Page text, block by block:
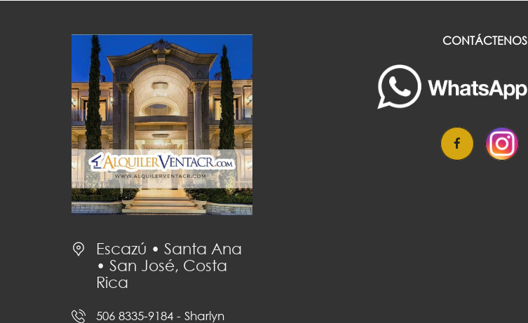
Escazú • Santa Ana
• San José, Costa
Rica
506 8335-9184 - Sharlyn
CONTÁCTENOS